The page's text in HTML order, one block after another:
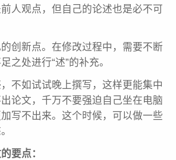
人观点，但自己的论述也是必不可
创新点。在修改过程中，需要不断
之处进行“述”的补充。
不如试试晚上撰写，这样更能集中
论文，千万不要强迫自己坐在电脑
写不出来。这个时候，可以做一些
要点：